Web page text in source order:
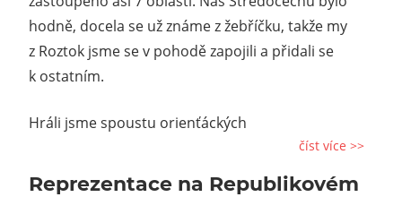
hodně, docela se už známe z žebříčku, takže my
z Roztok jsme se v pohodě zapojili a přidali se
k ostatním.
Hráli jsme spoustu orienťáckých
číst více >>
Reprezentace na Republikovém